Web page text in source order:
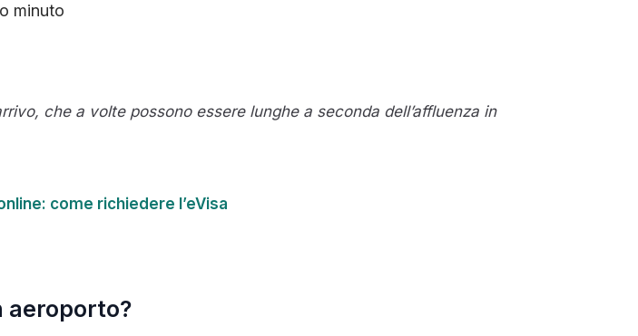
minuto
che a volte possono essere lunghe a seconda dell’affluenza in
come richiedere l’eVisa
aeroporto?